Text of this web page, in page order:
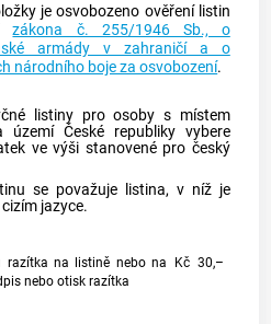
je osvobozeno ověření listin
zákona č. 255/1946 Sb., o
armády v zahraničí a o
národního boje za osvobození.
listiny pro osoby s místem
České republiky vybere
ve výši stanovené pro český
se považuje listina, v níž je
jazyce.
razítka na listině nebo na
nebo otisk razítka
Kč 30,–